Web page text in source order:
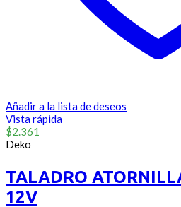
Añadir a la lista de deseos
Vista rápida
$2.361
Deko
TALADRO
12V